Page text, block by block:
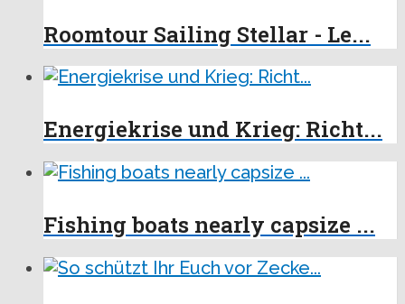
Roomtour Sailing Stellar - Le...
Energiekrise und Krieg: Richt...
Fishing boats nearly capsize ...